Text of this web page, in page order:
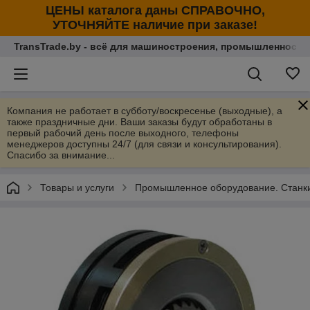
ЦЕНЫ каталога даны СПРАВОЧНО,
УТОЧНЯЙТЕ наличие при заказе!
TransTrade.by - всё для машиностроения,
Компания не работает в субботу/воскресенье (выходные), а
также праздничные дни. Ваши заказы будут обработаны в
первый рабочий день после выходного, телефоны
менеджеров доступны 24/7 (для связи и консультирования).
Спасибо за внимание...
Товары и услуги Промышленное оборудование.